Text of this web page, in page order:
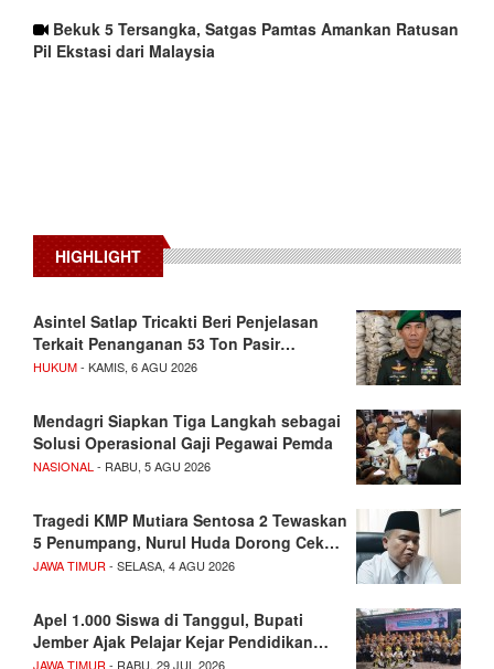
Bekuk 5 Tersangka, Satgas Pamtas Amankan Ratusan
Pil Ekstasi dari Malaysia
HIGHLIGHT
Asintel Satlap Tricakti Beri Penjelasan
Terkait Penanganan 53 Ton Pasir…
HUKUM- KAMIS, 6 AGU 2026
Mendagri Siapkan Tiga Langkah sebagai
Solusi Operasional Gaji Pegawai Pemda
NASIONAL - RABU, 5 AGU 2026
Tragedi KMP Mutiara Sentosa 2 Tewaskan
5 Penumpang, Nurul Huda Dorong Cek…
JAWA TIMUR - SELASA, 4 AGU 2026
Apel 1.000 Siswa di Tanggul, Bupati
Jember Ajak Pelajar Kejar Pendidikan…
JAWA TIMUR - RABU, 29 JUL 2026